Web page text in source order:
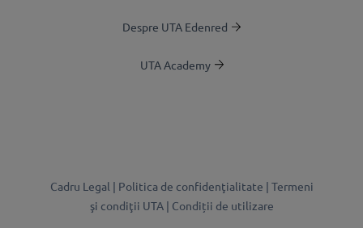
Despre UTA Edenred
UTA Academy
Cadru Legal | Politica de confidenţialitate | Termeni
şi condiţii UTA | Condiții de utilizare